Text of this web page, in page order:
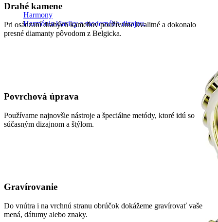
Harmony
Harmónia klasiky a moderného dizajnu.
Drahé kamene
Pri osádzaní drahých kameňov používame kvalitné a dokonalo
presné diamanty pôvodom z Belgicka.
Povrchová úprava
Používame najnovšie nástroje a špeciálne metódy, ktoré idú so
súčasným dizajnom a štýlom.
Gravírovanie
Do vnútra i na vrchnú stranu obrúčok dokážeme gravírovať vaše
mená, dátumy alebo znaky.